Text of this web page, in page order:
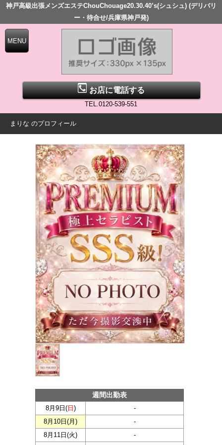
神戸高級出張メンズエステChouChouage20.30.40’s(シュシュ) (デリバリ
ー・待合せ/兵庫県神戸発)
お店に電話する
TEL.0120-539-551
まりな のプロフィール
週間出勤表
8月9日(日 )
-
8月10日( 月 )
-
8月11日(火)
-